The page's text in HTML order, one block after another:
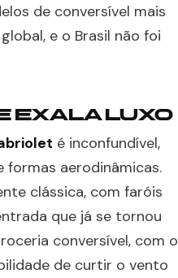
de conversível mais
e o Brasil não foi
EXALA LUXO
é inconfundível,
formas aerodinâmicas.
clássica, com faróis
que já se tornou
conversível, com o
de curtir o vento